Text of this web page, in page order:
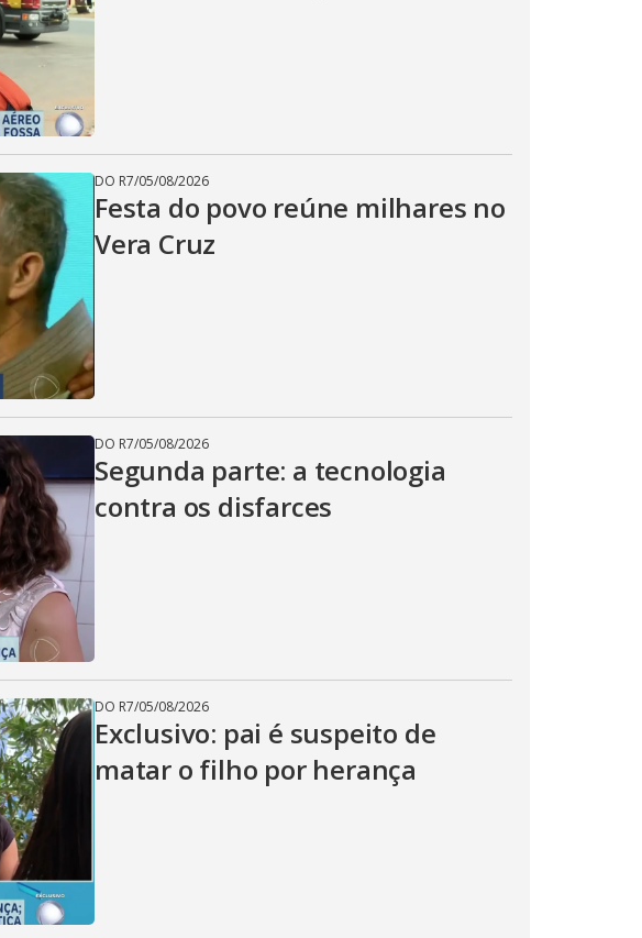
DO R7/05/08/2026
Festa do povo reúne milhares no
Vera Cruz
DO R7/05/08/2026
Segunda parte: a tecnologia
contra os disfarces
DO R7/05/08/2026
Exclusivo: pai é suspeito de
matar o filho por herança